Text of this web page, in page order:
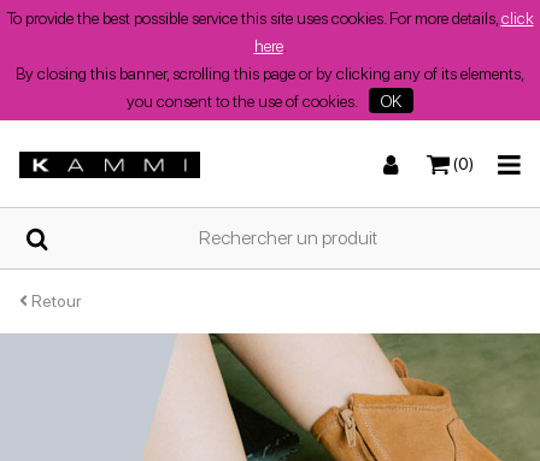
To provide the best possible service this site uses cookies. For more details, click
here.
By closing this banner, scrolling this page or by clicking any of its elements,
you consent to the use of cookies.
OK
(0)
DOMICILE
QUI
SOMMES-
NOUS?
CHAUSSURES
Sandales basses
Wedges
Bottes et bottines
Chaussures à talons
Retour
Filtrer
catégorie